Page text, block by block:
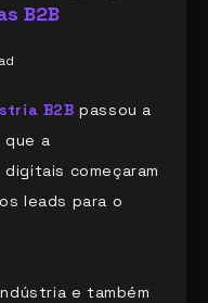
B2B
B2Bpassou a
que a
começaram
leads para o
e também